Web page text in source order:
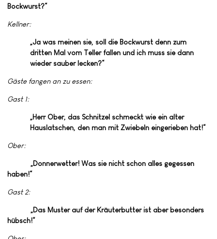
Bockwurst?“
Kellner:
„Ja was meinen sie, soll die Bockwurst denn zum
dritten Mal vom Teller fallen und ich muss sie dann
wieder sauber lecken?“
Gäste fangen an zu essen:
Gast 1:
„Herr Ober, das Schnitzel schmeckt wie ein alter
Hauslatschen, den man mit Zwiebeln eingerieben hat!“
Ober:
„Donnerwetter! Was sie nicht schon alles gegessen
haben!“
Gast 2:
„Das Muster auf der Kräuterbutter ist aber besonders
hübsch!“